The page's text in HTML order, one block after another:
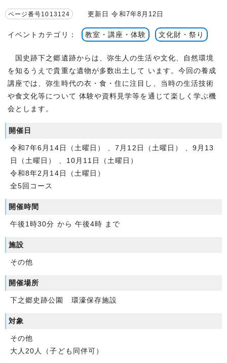
ページ番号1013124 更新日 令和7年8月12日
イベントカテゴリ： 教室・講座・体験 文化財・祭り
国史跡下之郷遺跡からは、弥生人の生活や文化、自然環境
を知るうえで貴重な遺物が多数出土して います。今回の養成
講座では、弥生時代の衣・食・住に注目し、当時の生活技術
や食文化等について 体験や資料見学等を通じて楽しく学ぶ機
会とします。
開催日
令和7年6月14日（土曜日） 、7月12日（土曜日） 、9月13
日（土曜日） 、10月11日（土曜日）
令和8年2月14日（土曜日）
全5回コース
開催時間
午後1時30分 から 午後4時 まで
施設
その他
開催場所
下之郷史跡公園 環濠保存施設
対象
その他
大人20人（子ども同伴可）